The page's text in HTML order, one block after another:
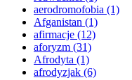
aerodromofobia (1)
Afganistan (1)
afirmacje (12)
aforyzm (31)
Afrodyta (1)
afrodyzjak (6)